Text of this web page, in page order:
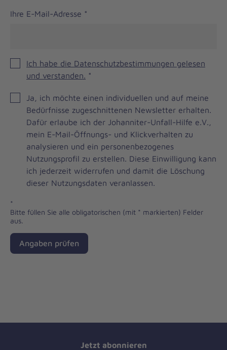
Ihre E-Mail-Adresse *
Ich habe die Datenschutzbestimmungen gelesen
und verstanden. *
Brevo
Newsletter
Checkbox
Ja, ich möchte einen individuellen und auf meine
Bedürfnisse zugeschnittenen Newsletter erhalten.
Dafür erlaube ich der Johanniter-Unfall-Hilfe e.V.,
mein E-Mail-Öffnungs- und Klickverhalten zu
analysieren und ein personenbezogenes
Nutzungsprofil zu erstellen. Diese Einwilligung kann
ich jederzeit widerrufen und damit die Löschung
dieser Nutzungsdaten veranlassen.
*
Bitte füllen Sie alle obligatorischen (mit * markierten) Felder
aus.
Angaben prüfen
Jetzt abonnieren